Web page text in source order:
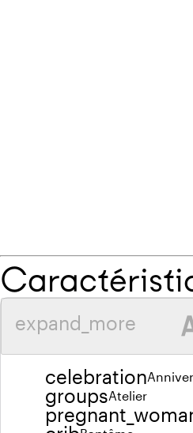
expand_more
celebration
groupsAtelier